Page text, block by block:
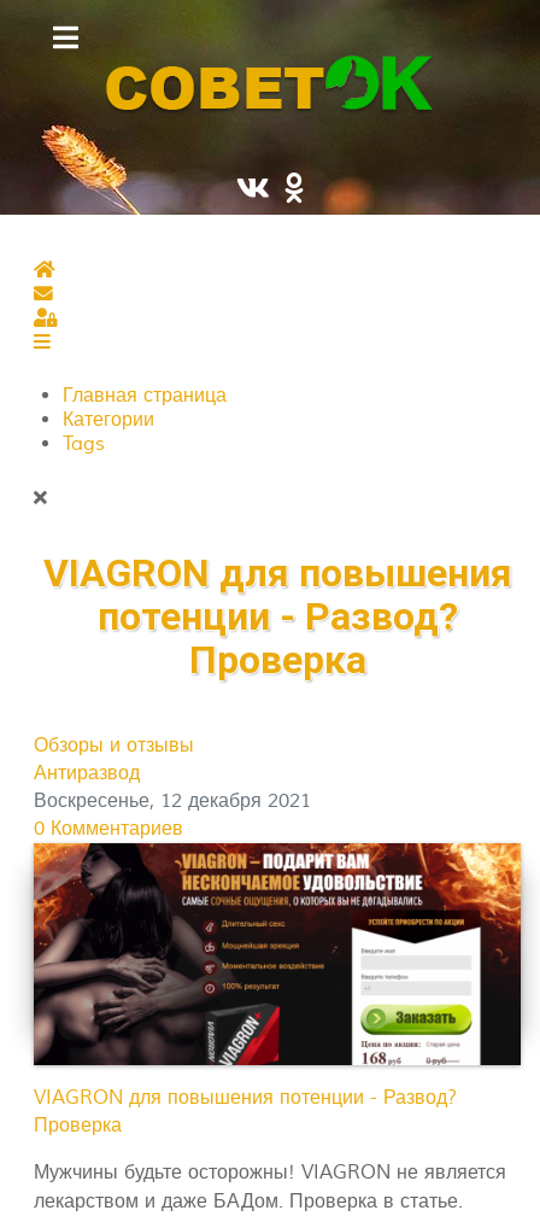
Главная страница
Подписаться на блог
Sign In
Главная страница
Категории
Tags
VIAGRON для повышения
потенции - Развод?
Проверка
Обзоры и отзывы
Антиразвод
Воскресенье, 12 декабря 2021
0 Комментариев
VIAGRON для повышения потенции - Развод?
Проверка
Мужчины будьте осторожны! VIAGRON не является
лекарством и даже БАДом. Проверка в статье.